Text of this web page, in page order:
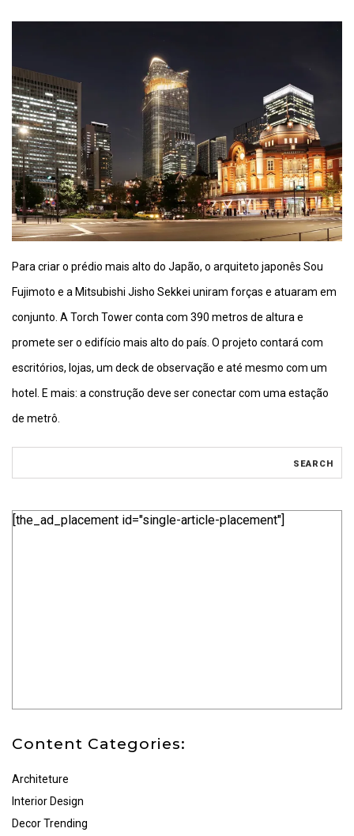
Para criar o prédio mais alto do Japão, o arquiteto japonês Sou
Fujimoto e a Mitsubishi Jisho Sekkei uniram forças e atuaram em
conjunto. A Torch Tower conta com 390 metros de altura e
promete ser o edifício mais alto do país. O projeto contará com
escritórios, lojas, um deck de observação e até mesmo com um
hotel. E mais: a construção deve ser conectar com uma estação
de metrô.
[the_ad_placement id="single-article-placement"]
Content Categories:
Architeture
Interior Design
Decor Trending